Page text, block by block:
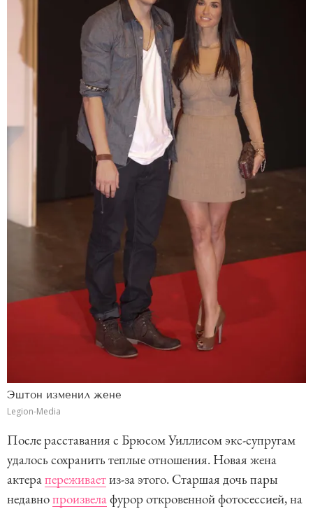
Эштон изменил жене
Legion-Media
После расставания с Брюсом Уиллисом экс-супругам
удалось сохранить теплые отношения. Новая жена
актерапереживаетиз-за этого. Старшая дочь пары
недавнопроизвелафурор откровенной фотосессией, на